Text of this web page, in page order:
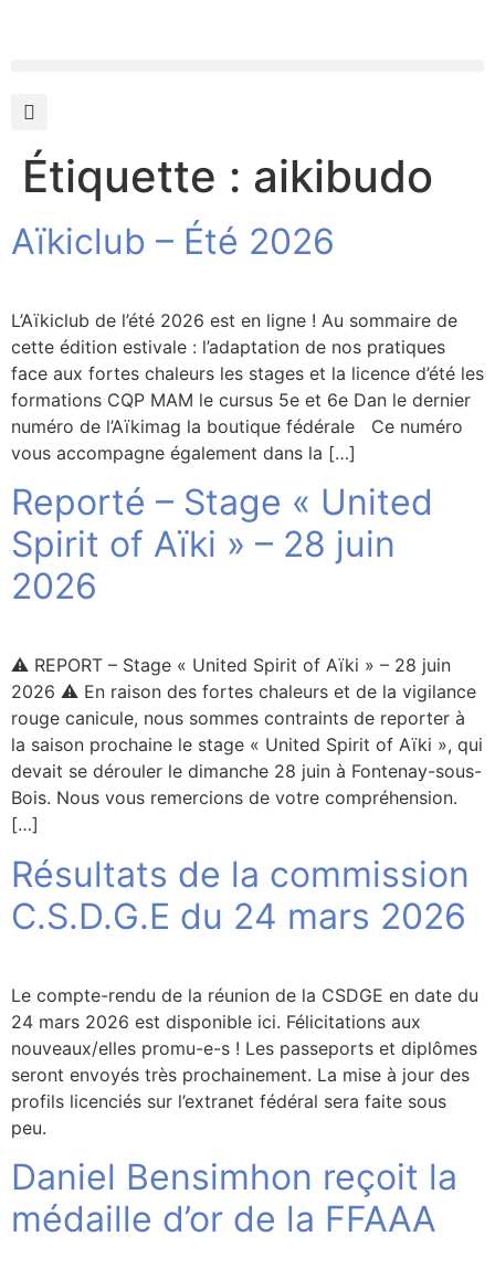
Étiquette : aikibudo
Aïkiclub – Été 2026
L’Aïkiclub de l’été 2026 est en ligne ! Au sommaire de
cette édition estivale : l’adaptation de nos pratiques
face aux fortes chaleurs les stages et la licence d’été les
formations CQP MAM le cursus 5e et 6e Dan le dernier
numéro de l’Aïkimag la boutique fédérale Ce numéro
vous accompagne également dans la […]
Reporté – Stage « United
Spirit of Aïki » – 28 juin
2026
⚠️ REPORT – Stage « United Spirit of Aïki » – 28 juin
2026 ⚠️ En raison des fortes chaleurs et de la vigilance
rouge canicule, nous sommes contraints de reporter à
la saison prochaine le stage « United Spirit of Aïki », qui
devait se dérouler le dimanche 28 juin à Fontenay-sous-
Bois. Nous vous remercions de votre compréhension.
[…]
Résultats de la commission
C.S.D.G.E du 24 mars 2026
Le compte-rendu de la réunion de la CSDGE en date du
24 mars 2026 est disponible ici. Félicitations aux
nouveaux/elles promu-e-s ! Les passeports et diplômes
seront envoyés très prochainement. La mise à jour des
profils licenciés sur l’extranet fédéral sera faite sous
peu.
Daniel Bensimhon reçoit la
médaille d’or de la FFAAA